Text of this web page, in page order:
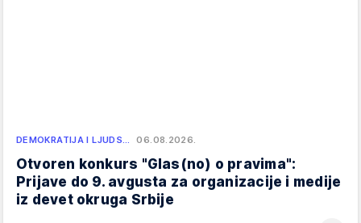
DEMOKRATIJA I LJUDS… 06.08.2026.
Otvoren konkurs "Glas(no) o pravima":
Prijave do 9. avgusta za organizacije i medije
iz devet okruga Srbije